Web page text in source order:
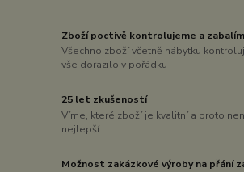
Zboží poctivě kontrolujeme a
Všechno zboží včetně nábytku
vše dorazilo v pořádku
25 let zkušeností
Víme, které zboží je kvalitní a proto
nejlepší
Možnost zakázkové výroby na přání